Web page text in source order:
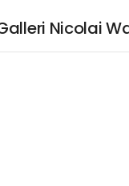
Nicolai